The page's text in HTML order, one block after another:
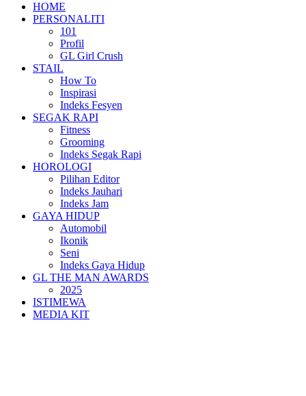
HOME
PERSONALITI
101
Profil
GL Girl Crush
STAIL
How To
Inspirasi
Indeks Fesyen
SEGAK RAPI
Fitness
Grooming
Indeks Segak Rapi
HOROLOGI
Pilihan Editor
Indeks Jauhari
Indeks Jam
GAYA HIDUP
Automobil
Ikonik
Seni
Indeks Gaya Hidup
GL THE MAN AWARDS
2025
ISTIMEWA
MEDIA KIT